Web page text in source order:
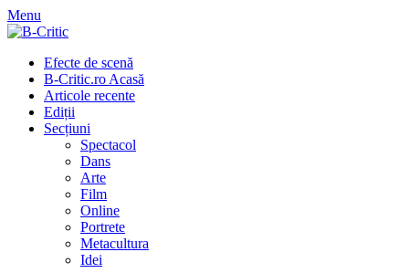
Skip
to
Menu
Primary
Menu
Efecte de scenă
B-Critic.ro Acasă
Articole recente
Ediții
Secțiuni
Spectacol
Dans
Arte
Film
Online
Portrete
Metacultura
Idei